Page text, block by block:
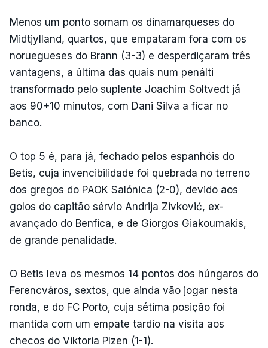
Menos um ponto somam os dinamarqueses do
Midtjylland, quartos, que empataram fora com os
noruegueses do Brann (3-3) e desperdiçaram três
vantagens, a última das quais num penálti
transformado pelo suplente Joachim Soltvedt já
aos 90+10 minutos, com Dani Silva a ficar no
banco.
O top 5 é, para já, fechado pelos espanhóis do
Betis, cuja invencibilidade foi quebrada no terreno
dos gregos do PAOK Salónica (2-0), devido aos
golos do capitão sérvio Andrija Zivković, ex-
avançado do Benfica, e de Giorgos Giakoumakis,
de grande penalidade.
O Betis leva os mesmos 14 pontos dos húngaros do
Ferencváros, sextos, que ainda vão jogar nesta
ronda, e do FC Porto, cuja sétima posição foi
mantida com um empate tardio na visita aos
checos do Viktoria Plzen (1-1).